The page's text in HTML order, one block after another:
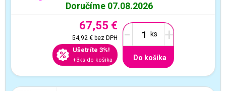
Doručíme 07.08.2026
67,55 €
54,92 €bez DPH
Ušetríte 3%!
+3ks do košíka
- +
Do košíka